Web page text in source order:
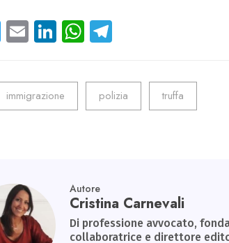
T
wi
tt
er
E
m
ail
Li
nk
e
dI
n
W
ha
ts
p
gr
a
m
immigrazione polizia truffa
Autore
Cristina Carnevali
Di professione avvocato,
collaboratrice e direttore